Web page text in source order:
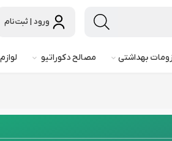
ورود | ثبت‌نام
بهداشتی مصالح دکوراتیو